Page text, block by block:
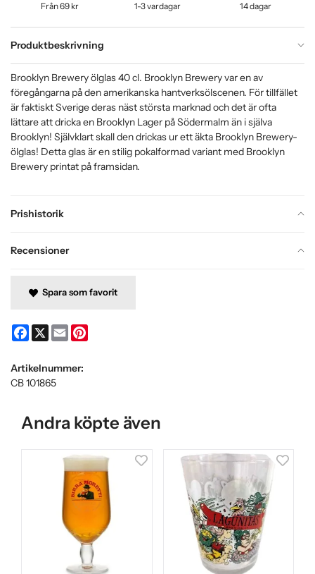
Från 69 kr
1-3 vardagar
14 dagar
Produktbeskrivning
Prishistorik
Recensioner
Brooklyn Brewery ölglas 40 cl. Brooklyn Brewery var en av
föregångarna på den amerikanska hantverksölscenen. För tillfället
är faktiskt Sverige deras näst största marknad och det är ofta
lättare att dricka en Brooklyn Lager på Södermalm än i själva
Brooklyn! Självklart skall den drickas ur ett äkta Brooklyn Brewery-
ölglas! Detta glas är en stilig pokalformad variant med Brooklyn
Brewery printat på framsidan.
Spara som favorit
Facebook
X Email
Artikelnummer:
CB 101865
Andra köpte även